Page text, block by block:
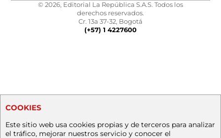
© 2026, Editorial La República S.A.S. Todos los
derechos reservados.
Cr. 13a 37-32, Bogotá
(+57) 1 4227600
COOKIES
Este sitio web usa cookies propias y de terceros para analizar
el tráfico, mejorar nuestros servicio y conocer el